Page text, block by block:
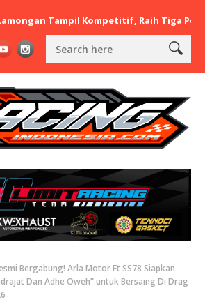
Tampil Kompetitif, Raih Tiga Podium di
Bergabung! Arla Motor Ft SS78 Siapkan
Dan Adhe Oweh” untuk Bersaing Di Drag